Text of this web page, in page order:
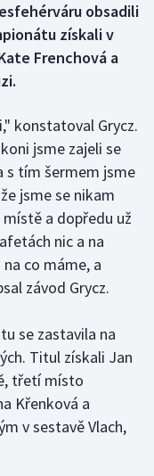
obsadili
získali v
Frenchová a
konstatoval Grycz.
jsme zajeli se
s tím šermem jsme
jsme se nikam
a dopředu už
nic a na
co máme, a
závod Grycz.
se zastavila na
Titul získali Jan
třetí místo
Křenková a
v sestavě Vlach,